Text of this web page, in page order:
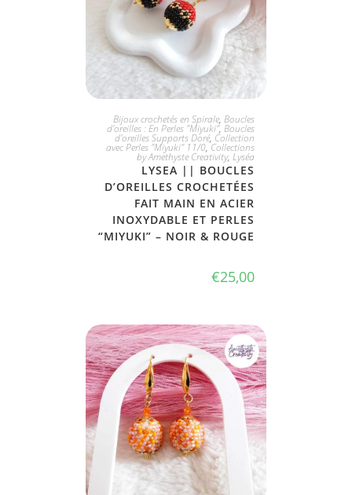
JE L'ADOPTE
Bijoux crochetés en Spirale, Boucles
d'oreilles : En Perles "Miyuki", Boucles
d'oreilles Supports Doré, Collection
avec Perles "Miyuki" 11/0,Collections
by Amethyste Creativity, Lyséa
LYSEA || BOUCLES
D’OREILLES CROCHETÉES
FAIT MAIN EN ACIER
INOXYDABLE ET PERLES
“MIYUKI” – NOIR & ROUGE
€25,00